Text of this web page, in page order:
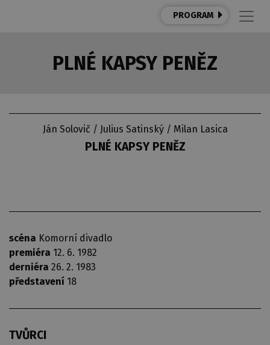
PROGRAM
PLNÉ KAPSY PENĚZ
Ján Solovič / Julius Satinský / Milan Lasica
PLNÉ KAPSY PENĚZ
scéna Komorní divadlo
premiéra 12. 6. 1982
derniéra 26. 2. 1983
představení 18
TVŮRCI